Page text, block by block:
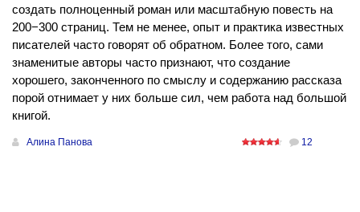
создать полноценный роман или масштабную повесть на
200−300 страниц. Тем не менее, опыт и практика известных
писателей часто говорят об обратном. Более того, сами
знаменитые авторы часто признают, что создание
хорошего, законченного по смыслу и содержанию рассказа
порой отнимает у них больше сил, чем работа над большой
книгой.
Алина Панова 12